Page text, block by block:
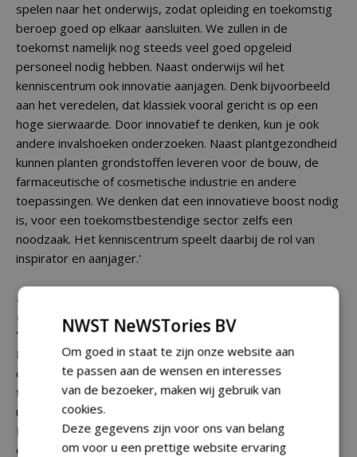
spelen naar het onderwijs, zodat opleiding en toekomstig
beroep goed op elkaar aansluiten. We zullen in de
toekomst namelijk nog steeds veel goed opgeleid
personeel nodig hebben. Naast onderwijs wil het
kenniscentrum ook innovatie aanjagen. Denk bijvoorbeeld
aan het veredelen, dat klassiek vooral gericht is op een
hoge sierwaarde. Door innovatief te denken, kun je ook
andere invalshoeken onderzoeken. Naast plantgezondheid
kunnen planten grondstoffen leveren voor de bouw, de
farmaceutische of cosmetische industrie en andere
toepassingen. We denken dat een innovatieve boost nodig
is, voor een toekomstbestendige sector zelfs een
noodzaak. Het kenniscentrum speelt daarbij de rol van
inspirator en aanjager.'
Kun je voorbeelden noemen van bedrijven
die zich op BCT vestigen?
'De bedrijven die zich vestigen op het park zijn heel divers.
Een van de eerste is deCold Store. In 22 koelcellen zijn nu
de eerste boomkwekerijproducten opgeslagen. Voor
telers is dit een manier om de winter te verlengen, om
uiteindelijk jaarrond planten te kunnen leveren.
Een andere is deTreehub. Daar worden momenteel de
eerste plantorders verzameld en verdicht voor verdere
NWST NeWSTories BV
Om goed in staat te zijn onze website aan
te passen aan de wensen en interesses
van de bezoeker, maken wij gebruik van
cookies.
Deze gegevens zijn voor ons van belang
om voor u een prettige website ervaring